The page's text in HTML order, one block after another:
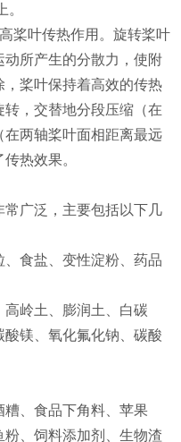
桨叶传热作用。旋转桨叶
所产生的分散力，使附
桨叶保持着高效的传热
，交替地分段压缩（在
两轴桨叶面相距离最远
热效果。
广泛，主要包括以下几
食盐、变性淀粉、药品
岭土、膨润土、白碳
镁、氧化氟化钠、碳酸
、食品下角料、苹果
、饲料添加剂、生物渣